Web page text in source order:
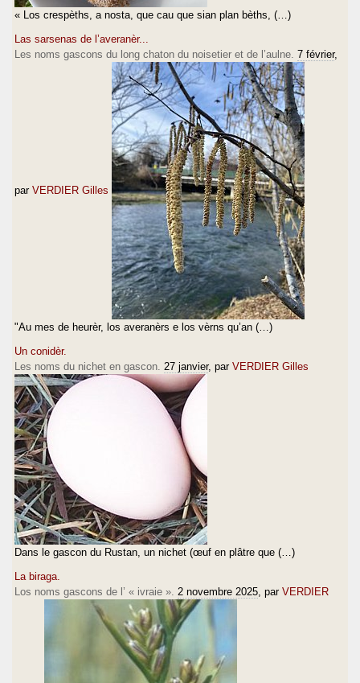
« Los crespèths, a nosta, que cau que sian plan bèths, (…)
Las sarsenas de l’averanèr...
Les noms gascons du long chaton du noisetier et de l’aulne. 7 février,
par VERDIER Gilles
"Au mes de heurèr, los averanèrs e los vèrns qu’an (…)
Un conidèr.
Les noms du nichet en gascon. 27 janvier, par VERDIER Gilles
Dans le gascon du Rustan, un nichet (œuf en plâtre que (…)
La biraga.
Los noms gascons de l’ « ivraie ». 2 novembre 2025 , par VERDIER